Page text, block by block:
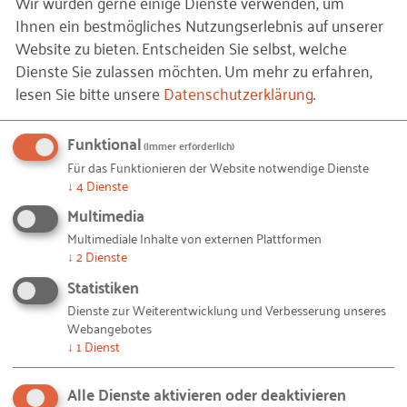
Was hat euch besonders Spaß
gemacht?
Am meisten Spaß hat uns das eigenverantwortliche
Arbeiten gemacht. Zu sehen, wie aus einer Idee ein
funktionierendes System wird, war unglaublich
motivierend. Auch die Zusammenarbeit im Team
war ein echtes Highlight, weil wir uns gegenseitig
gestärkt und voneinander gelernt haben.
Neben fachlichen Kompetenzen wie
Projektmanagement und Kommunikation haben wir
vor allem gelernt, wie wichtig Eigeninitiative,
Durchhaltevermögen und Teamgeist sind. Wir sind
auf unser durchgeführtes Projekt, die digitale
Werkzeugverwaltung, sehr stolz!
Ihnen ein bestmögliches Nutzungserlebnis auf unserer
Website zu bieten. Entscheiden Sie selbst, welche
Dienste Sie zulassen möchten.Um mehr zu erfahren,
lesen Sie bitte unsereDatenschutzerklärung.
Funktional(immer erforderlich)
Für das Funktionieren der Website notwendige Dienste
↓ 4Dienste
Multimedia
Multimediale Inhalte von externen Plattformen
↓ 2Dienste
Statistiken
Dienste zur Weiterentwicklung und Verbesserung unseres
Webangebotes
↓ 1 Dienst
Alle Dienste aktivieren oder deaktivieren